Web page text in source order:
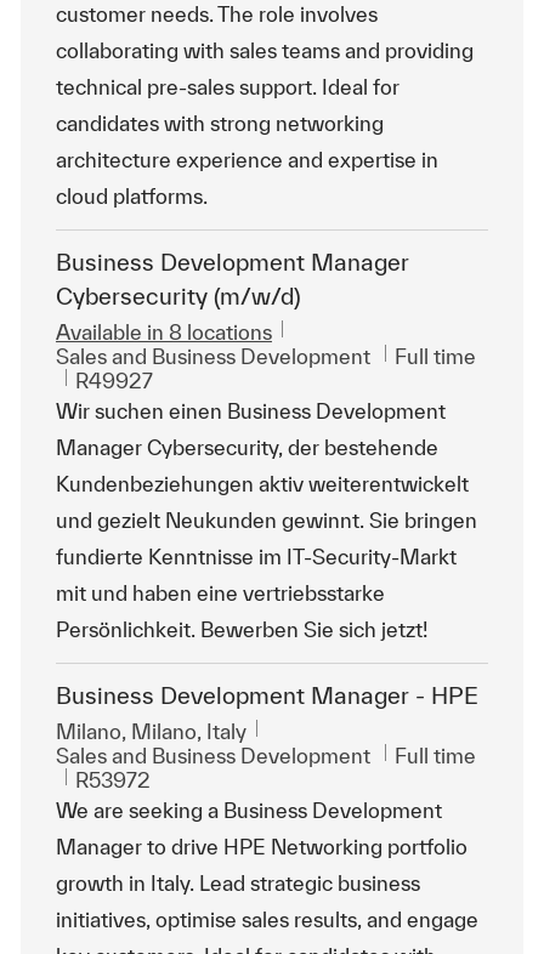
customer needs. The role involves
collaborating with sales teams and providing
technical pre-sales support. Ideal for
candidates with strong networking
architecture experience and expertise in
cloud platforms.
Business Development Manager
Cybersecurity (m/w/d)
Available in 8 locations
Category
Sales and Business Development Job Type
Full time
ReqId
R49927
Wir suchen einen Business Development
Manager Cybersecurity, der bestehende
Kundenbeziehungen aktiv weiterentwickelt
und gezielt Neukunden gewinnt. Sie bringen
fundierte Kenntnisse im IT-Security-Markt
mit und haben eine vertriebsstarke
Persönlichkeit. Bewerben Sie sich jetzt!
Business Development Manager - HPE
Location
Milano, Milano, Italy
Category
Sales and Business Development Job Type
Full time
ReqId
R53972
We are seeking a Business Development
Manager to drive HPE Networking portfolio
growth in Italy. Lead strategic business
initiatives, optimise sales results, and engage